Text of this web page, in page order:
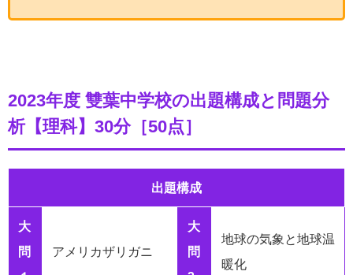
2023年度 雙葉中学校の出題構成と問題分
析【理科】30分［50点］
出題構成
大
問
アメリカザリガニ
大
問
地球の気象と地球温
暖化